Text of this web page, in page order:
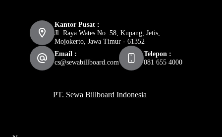
Kantor Pusat :
Jl. Raya Wates No. 58, Kupang, Jetis,
Mojokerto, Jawa Timur - 61352
Email :
cs@sewabillboard.com
Telepon :
081 655 4000
PT. Sewa Billboard Indonesia